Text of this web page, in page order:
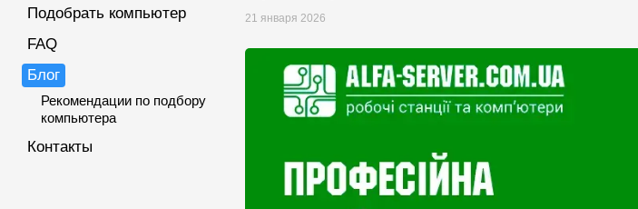
21 января 2026
Подобрать компьютер
FAQ
Блог
Рекомендации по подбору
компьютера
Контакты